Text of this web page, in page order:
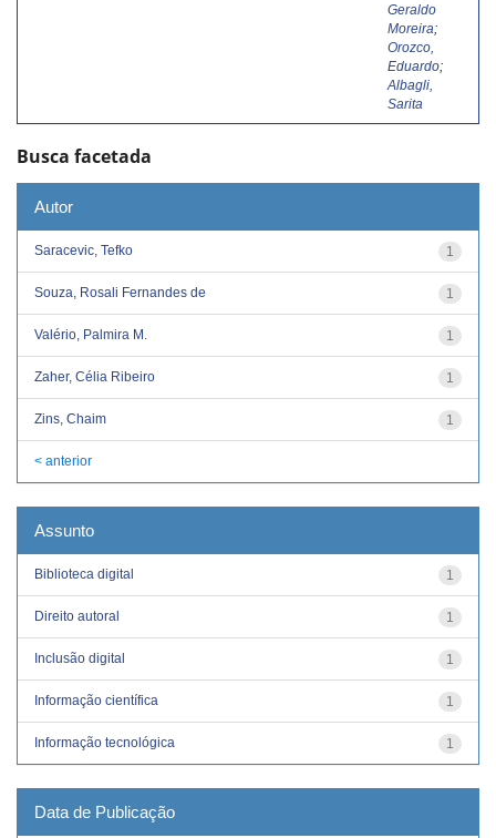
Geraldo
Moreira;
Orozco,
Eduardo;
Albagli,
Sarita
Busca facetada
Autor
1
Saracevic, Tefko
1
Souza, Rosali Fernandes de
1
Valério, Palmira M.
1
Zaher, Célia Ribeiro
1
Zins, Chaim
< anterior
Assunto
1
Biblioteca digital
1
Direito autoral
1
Inclusão digital
1
Informação científica
1
Informação tecnológica
Data de Publicação